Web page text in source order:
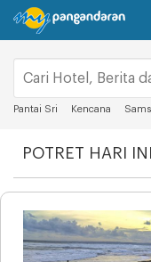
Pantai Sri Kencana
POTRET HARI INI